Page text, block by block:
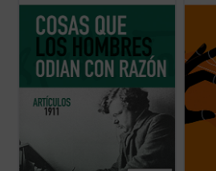
sufragistas, la prensa, otros temas
habituales y nombres tan representativos
(ver ficha)
ayuda a
el
hechos ...